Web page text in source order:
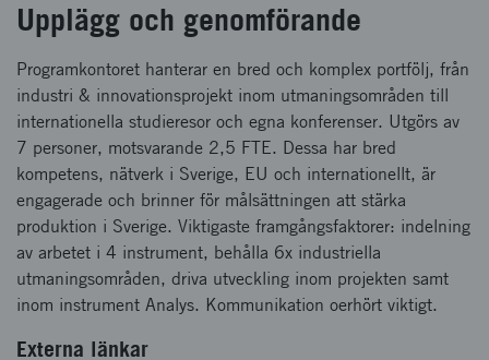
Upplägg och genomförande
Programkontoret hanterar en bred och komplex portfölj, från
industri & innovationsprojekt inom utmaningsområden till
internationella studieresor och egna konferenser. Utgörs av
7 personer, motsvarande 2,5 FTE. Dessa har bred
kompetens, nätverk i Sverige, EU och internationellt, är
engagerade och brinner för målsättningen att stärka
produktion i Sverige. Viktigaste framgångsfaktorer: indelning
av arbetet i 4 instrument, behålla 6x industriella
utmaningsområden, driva utveckling inom projekten samt
inom instrument Analys. Kommunikation oerhört viktigt.
Externa länkar